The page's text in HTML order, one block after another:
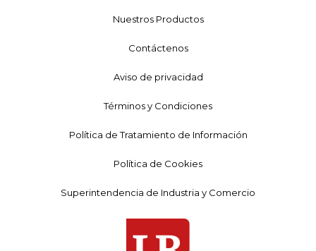
Nuestros Productos
Contáctenos
Aviso de privacidad
Términos y Condiciones
Política de Tratamiento de Información
Política de Cookies
Superintendencia de Industria y Comercio